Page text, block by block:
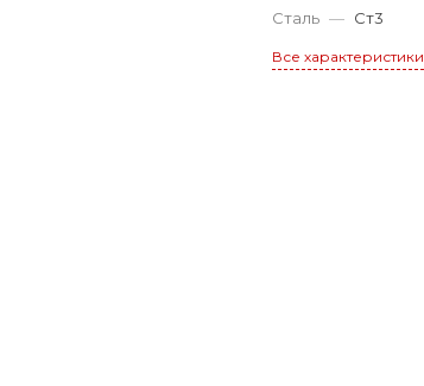
Сталь — Ст3
Все характеристики